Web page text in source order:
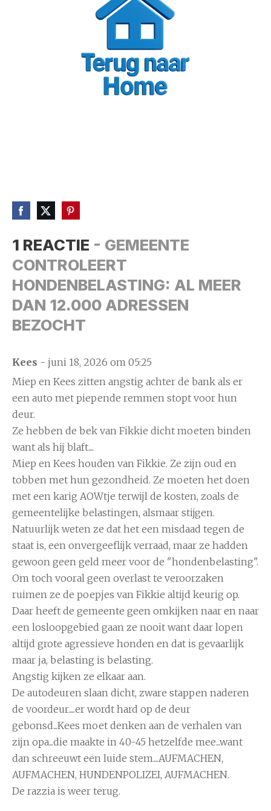
1 REACTIE - GEMEENTE
CONTROLEERT
HONDENBELASTING: AL MEER
DAN 12.000 ADRESSEN
BEZOCHT
Kees - juni 18, 2026 om 05:25
Miep en Kees zitten angstig achter de bank als er
een auto met piepende remmen stopt voor hun
deur.
Ze hebben de bek van Fikkie dicht moeten binden
want als hij blaft....
Miep en Kees houden van Fikkie. Ze zijn oud en
tobben met hun gezondheid. Ze moeten het doen
met een karig AOWtje terwijl de kosten, zoals de
gemeentelijke belastingen, alsmaar stijgen.
Natuurlijk weten ze dat het een misdaad tegen de
staat is, een onvergeeflijk verraad, maar ze hadden
gewoon geen geld meer voor de "hondenbelasting".
Om toch vooral geen overlast te veroorzaken
ruimen ze de poepjes van Fikkie altijd keurig op.
Daar heeft de gemeente geen omkijken naar en naar
een losloopgebied gaan ze nooit want daar lopen
altijd grote agressieve honden en dat is gevaarlijk
maar ja, belasting is belasting.
Angstig kijken ze elkaar aan.
De autodeuren slaan dicht, zware stappen naderen
de voordeur.....er wordt hard op de deur
gebonsd...Kees moet denken aan de verhalen van
zijn opa...die maakte in 40-45 hetzelfde mee...want
dan schreeuwt een luide stem....AUFMACHEN,
AUFMACHEN, HUNDENPOLIZEI, AUFMACHEN.
De razzia is weer terug.